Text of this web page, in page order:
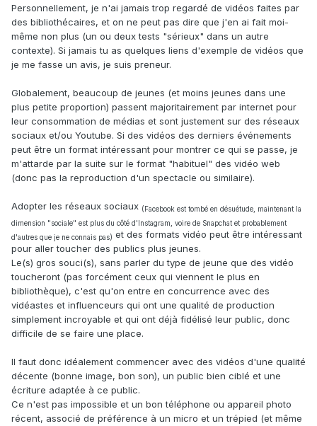
Personnellement, je n'ai jamais trop regardé de vidéos faites par
des bibliothécaires, et on ne peut pas dire que j'en ai fait moi-
même non plus (un ou deux tests "sérieux" dans un autre
contexte). Si jamais tu as quelques liens d'exemple de vidéos que
je me fasse un avis, je suis preneur.
Globalement, beaucoup de jeunes (et moins jeunes dans une
plus petite proportion) passent majoritairement par internet pour
leur consommation de médias et sont justement sur des réseaux
sociaux et/ou Youtube. Si des vidéos des derniers événements
peut être un format intéressant pour montrer ce qui se passe, je
m'attarde par la suite sur le format "habituel" des vidéo web
(donc pas la reproduction d'un spectacle ou similaire).
Adopter les réseaux sociaux (Facebook est tombé en désuétude, maintenant la
dimension "sociale" est plus du côté d'Instagram, voire de Snapchat et probablement
d'autres que je ne connais pas) et des formats vidéo peut être intéressant
pour aller toucher des publics plus jeunes.
Le(s) gros souci(s), sans parler du type de jeune que des vidéo
toucheront (pas forcément ceux qui viennent le plus en
bibliothèque), c'est qu'on entre en concurrence avec des
vidéastes et influenceurs qui ont une qualité de production
simplement incroyable et qui ont déjà fidélisé leur public, donc
difficile de se faire une place.
Il faut donc idéalement commencer avec des vidéos d'une qualité
décente (bonne image, bon son), un public bien ciblé et une
écriture adaptée à ce public.
Ce n'est pas impossible et un bon téléphone ou appareil photo
récent, associé de préférence à un micro et un trépied (et même